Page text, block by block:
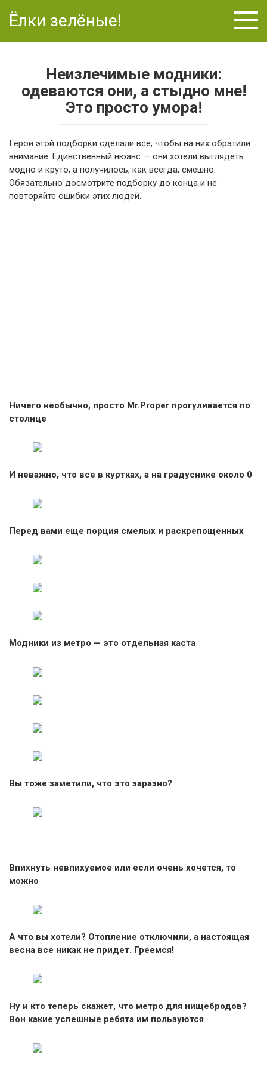
Ёлки зелёные!
Неизлечимые модники:
одеваются они, а стыдно мне!
Это просто умора!
Герои этой подборки сделали все, чтобы на них обратили
внимание. Единственный нюанс — они хотели выглядеть
модно и круто, а получилось, как всегда, смешно.
Обязательно досмотрите подборку до конца и не
повторяйте ошибки этих людей.
Ничего необычно, просто Mr.Proper прогуливается по
столице
И неважно, что все в куртках, а на градуснике около 0
Перед вами еще порция смелых и раскрепощенных
Модники из метро — это отдельная каста
Вы тоже заметили, что это заразно?
Впихнуть невпихуемое или если очень хочется, то
можно
А что вы хотели? Отопление отключили, а настоящая
весна все никак не придет. Греемся!
Ну и кто теперь скажет, что метро для нищебродов?
Вон какие успешные ребята им пользуются